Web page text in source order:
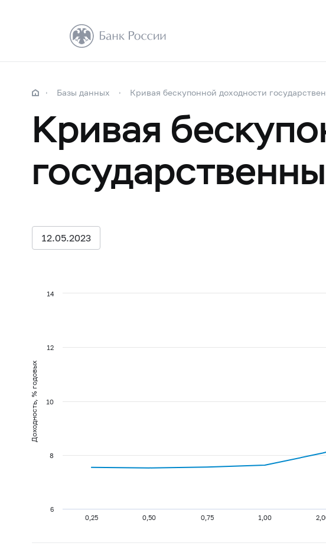
Базы данных Кривая бескупонной доходности
Кривая
12.05.2023
Доходность, % годовых
0,25 0,50 0,75 1,00
6
8
10
12
14